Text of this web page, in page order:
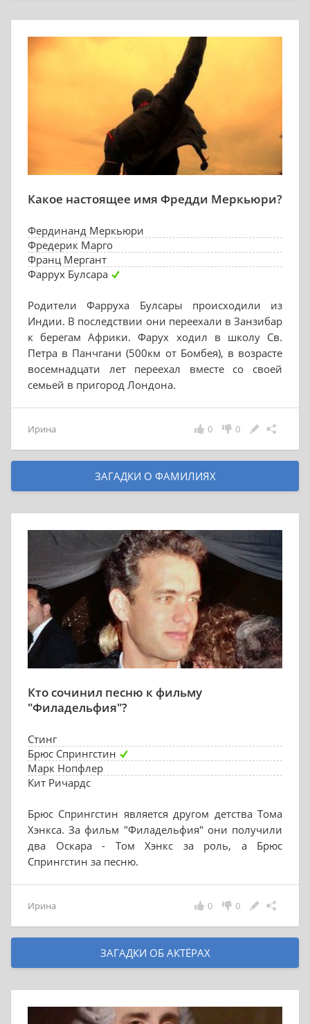
Какое настоящее имя Фредди Меркьюри?
Фердинанд Меркьюри
Фредерик Марго
Франц Мергант
Фаррух Булсара
Родители Фарруха Булсары происходили из
Индии. В последствии они переехали в Занзибар
к берегам Африки. Фарух ходил в школу Св.
Петра в Панчгани (500км от Бомбея), в возрасте
восемнадцати лет переехал вместе со своей
семьей в пригород Лондона.
Ирина 0
0
ЗАГАДКИ О ФАМИЛИЯХ
Кто сочинил песню к фильму
"Филадельфия"?
Стинг
Брюс Спрингстин
Марк Нопфлер
Кит Ричардс
Брюс Спрингстин является другом детства Тома
Хэнкса. За фильм "Филадельфия" они получили
два Оскара - Том Хэнкс за роль, а Брюс
Спрингстин за песню.
Ирина 0
0
ЗАГАДКИ ОБ АКТЁРАХ